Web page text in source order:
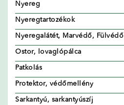
Nyereg
Nyeregtartozékok
Nyeregalátét, Marvédő, Fülvédő
Ostor, lovaglópálca
Patkolás
Protektor, védőmellény
Sarkantyú, sarkantyúszíj